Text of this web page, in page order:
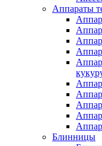
Аппараты
Блинницы